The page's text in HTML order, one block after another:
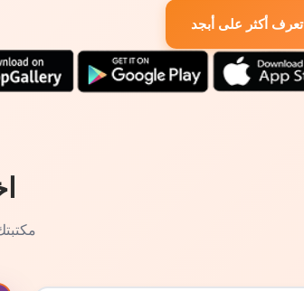
تعرف أكثر على أبجد